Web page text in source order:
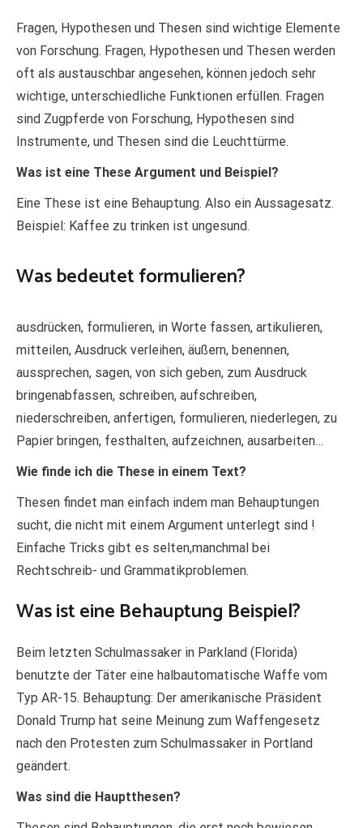
Fragen, Hypothesen und Thesen sind wichtige Elemente
von Forschung. Fragen, Hypothesen und Thesen werden
oft als austauschbar angesehen, können jedoch sehr
wichtige, unterschiedliche Funktionen erfüllen. Fragen
sind Zugpferde von Forschung, Hypothesen sind
Instrumente, und Thesen sind die Leuchttürme.
Was ist eine These Argument und Beispiel?
Eine These ist eine Behauptung. Also ein Aussagesatz.
Beispiel: Kaffee zu trinken ist ungesund.
Was bedeutet formulieren?
ausdrücken, formulieren, in Worte fassen, artikulieren,
mitteilen, Ausdruck verleihen, äußern, benennen,
aussprechen, sagen, von sich geben, zum Ausdruck
bringenabfassen, schreiben, aufschreiben,
niederschreiben, anfertigen, formulieren, niederlegen, zu
Papier bringen, festhalten, aufzeichnen, ausarbeiten…
Wie finde ich die These in einem Text?
Thesen findet man einfach indem man Behauptungen
sucht, die nicht mit einem Argument unterlegt sind !
Einfache Tricks gibt es selten,manchmal bei
Rechtschreib- und Grammatikproblemen.
Was ist eine Behauptung Beispiel?
Beim letzten Schulmassaker in Parkland (Florida)
benutzte der Täter eine halbautomatische Waffe vom
Typ AR-15. Behauptung: Der amerikanische Präsident
Donald Trump hat seine Meinung zum Waffengesetz
nach den Protesten zum Schulmassaker in Portland
geändert.
Was sind die Hauptthesen?